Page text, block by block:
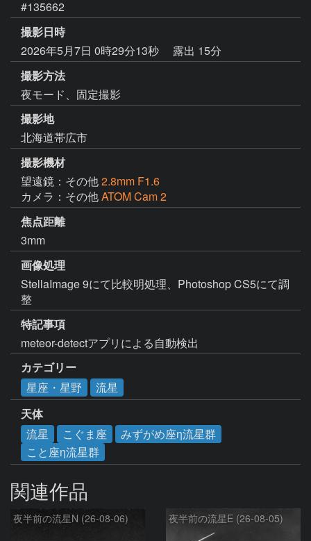
#135662
撮影日時
2026年5月7日 0時29分13秒
露出 15分
撮影方法
夜モード、固定撮影
撮影地
北海道帯広市
撮影機材
望遠鏡：その他2.8mm F1.6
カメラ：その他ATOM Cam 2
焦点距離
3mm
画像処理
StellaImage 9にて比較明処理、Photoshop CS5にて調
整
特記事項
meteor-detectアプリによる自動検出
カテゴリー
星座・星野
流星
天体
流星
こぐま座
みずがめ座η流星群
こと座η流星群
関連作品
夜半前の流星N (26-08-06) 夜半前の流星E (26-08-05)